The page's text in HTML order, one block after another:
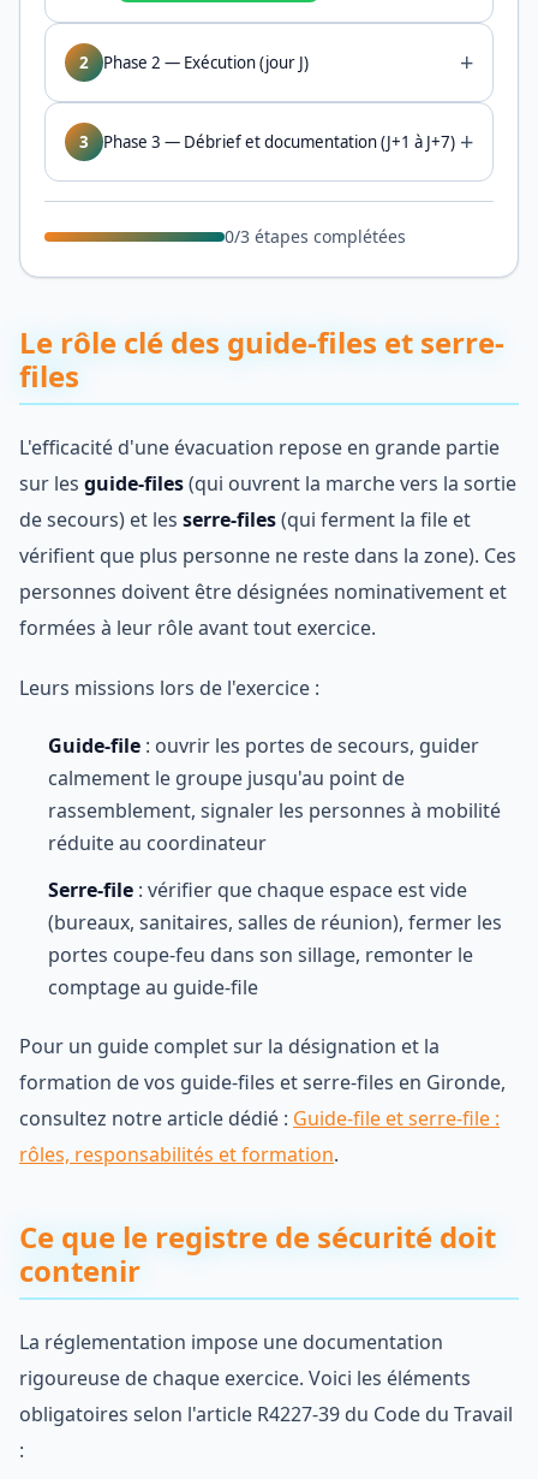
2 Phase 2 — Exécution (jour J) +
3 Phase 3 — Débrief et documentation (J+1 à J+7) +
0/3 étapes complétées
Le rôle clé des guide-files et serre-
files
L'efficacité d'une évacuation repose en grande partie
sur les guide-files(qui ouvrent la marche vers la sortie
de secours) et les serre-files(qui ferment la file et
vérifient que plus personne ne reste dans la zone). Ces
personnes doivent être désignées nominativement et
formées à leur rôle avant tout exercice.
Leurs missions lors de l'exercice :
Guide-file : ouvrir les portes de secours, guider
calmement le groupe jusqu'au point de
rassemblement, signaler les personnes à mobilité
réduite au coordinateur
Serre-file : vérifier que chaque espace est vide
(bureaux, sanitaires, salles de réunion), fermer les
portes coupe-feu dans son sillage, remonter le
comptage au guide-file
Pour un guide complet sur la désignation et la
formation de vos guide-files et serre-files en Gironde,
consultez notre article dédié : Guide-file et serre-file :
rôles, responsabilités et formation.
Ce que le registre de sécurité doit
contenir
La réglementation impose une documentation
rigoureuse de chaque exercice. Voici les éléments
obligatoires selon l'article R4227-39 du Code du Travail
: